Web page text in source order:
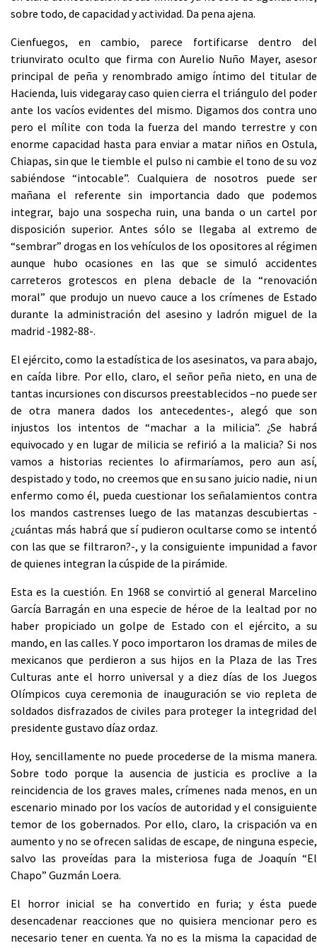
sobre todo, de capacidad y actividad. Da pena ajena.
Cienfuegos, en cambio, parece fortificarse dentro del
triunvirato oculto que firma con Aurelio Nuño Mayer, asesor
principal de peña y renombrado amigo íntimo del titular de
Hacienda, luis videgaray caso quien cierra el triángulo del poder
ante los vacíos evidentes del mismo. Digamos dos contra uno
pero el mílite con toda la fuerza del mando terrestre y con
enorme capacidad hasta para enviar a matar niños en Ostula,
Chiapas, sin que le tiemble el pulso ni cambie el tono de su voz
sabiéndose “intocable”. Cualquiera de nosotros puede ser
mañana el referente sin importancia dado que podemos
integrar, bajo una sospecha ruin, una banda o un cartel por
disposición superior. Antes sólo se llegaba al extremo de
“sembrar” drogas en los vehículos de los opositores al régimen
aunque hubo ocasiones en las que se simuló accidentes
carreteros grotescos en plena debacle de la “renovación
moral” que produjo un nuevo cauce a los crímenes de Estado
durante la administración del asesino y ladrón miguel de la
madrid -1982-88-.
El ejército, como la estadística de los asesinatos, va para abajo,
en caída libre. Por ello, claro, el señor peña nieto, en una de
tantas incursiones con discursos preestablecidos –no puede ser
de otra manera dados los antecedentes-, alegó que son
injustos los intentos de “machar a la milicia”. ¿Se habrá
equivocado y en lugar de milicia se refirió a la malicia? Si nos
vamos a historias recientes lo afirmaríamos, pero aun así,
despistado y todo, no creemos que en su sano juicio nadie, ni un
enfermo como él, pueda cuestionar los señalamientos contra
los mandos castrenses luego de las matanzas descubiertas -
¿cuántas más habrá que sí pudieron ocultarse como se intentó
con las que se filtraron?-, y la consiguiente impunidad a favor
de quienes integran la cúspide de la pirámide.
Esta es la cuestión. En 1968 se convirtió al general Marcelino
García Barragán en una especie de héroe de la lealtad por no
haber propiciado un golpe de Estado con el ejército, a su
mando, en las calles. Y poco importaron los dramas de miles de
mexicanos que perdieron a sus hijos en la Plaza de las Tres
Culturas ante el horro universal y a diez días de los Juegos
Olímpicos cuya ceremonia de inauguración se vio repleta de
soldados disfrazados de civiles para proteger la integridad del
presidente gustavo díaz ordaz.
Hoy, sencillamente no puede procederse de la misma manera.
Sobre todo porque la ausencia de justicia es proclive a la
reincidencia de los graves males, crímenes nada menos, en un
escenario minado por los vacíos de autoridad y el consiguiente
temor de los gobernados. Por ello, claro, la crispación va en
aumento y no se ofrecen salidas de escape, de ninguna especie,
salvo las proveídas para la misteriosa fuga de Joaquín “El
Chapo” Guzmán Loera.
El horror inicial se ha convertido en furia; y ésta puede
desencadenar reacciones que no quisiera mencionar pero es
necesario tener en cuenta. Ya no es la misma la capacidad de